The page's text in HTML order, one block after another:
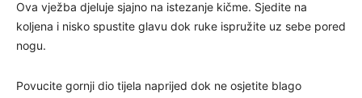
Ova vježba djeluje sjajno na istezanje kičme. Sjedite na
koljena i nisko spustite glavu dok ruke ispružite uz sebe pored
nogu.
Povucite gornji dio tijela naprijed dok ne osjetite blago